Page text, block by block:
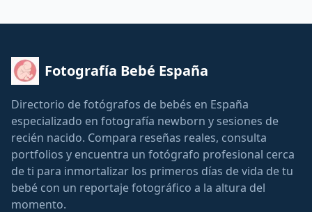
Fotografía Bebé España
Directorio de fotógrafos de bebés en España
especializado en fotografía newborn y sesiones de
recién nacido. Compara reseñas reales, consulta
portfolios y encuentra un fotógrafo profesional cerca
de ti para inmortalizar los primeros días de vida de tu
bebé con un reportaje fotográfico a la altura del
momento.